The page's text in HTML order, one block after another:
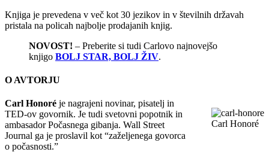
Knjiga je prevedena v več kot 30 jezikov in v številnih državah
pristala na policah najbolje prodajanih knjig.
NOVOST! – Preberite si tudi Carlovo najnovejšo
knjigo BOLJ STAR, BOLJ ŽIV.
O AVTORJU
Carl Honoré
Carl Honoré je nagrajeni novinar, pisatelj in
TED-ov govornik. Je tudi svetovni popotnik in
ambasador Počasnega gibanja. Wall Street
Journal ga je proslavil kot “zaželjenega govorca
o počasnosti.”